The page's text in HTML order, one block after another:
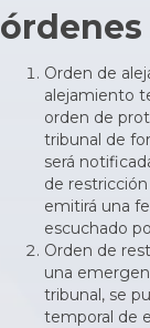
Orden de
alejamiento
orden de
tribunal de
será
de
emitirá una
escuchado
Orden de
una
tribunal, se
temporal de